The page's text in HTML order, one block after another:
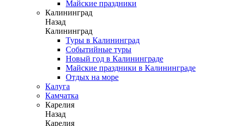
Майские праздники
Калининград
Назад
Калининград
Туры в Калининград
Событийные туры
Новый год в Калининграде
Майские праздники в Калининграде
Отдых на море
Калуга
Камчатка
Карелия
Назад
Карелия